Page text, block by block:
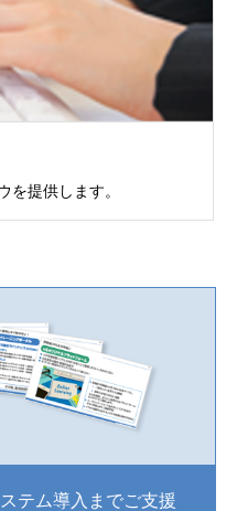
を提供します。
テム導入までご支援